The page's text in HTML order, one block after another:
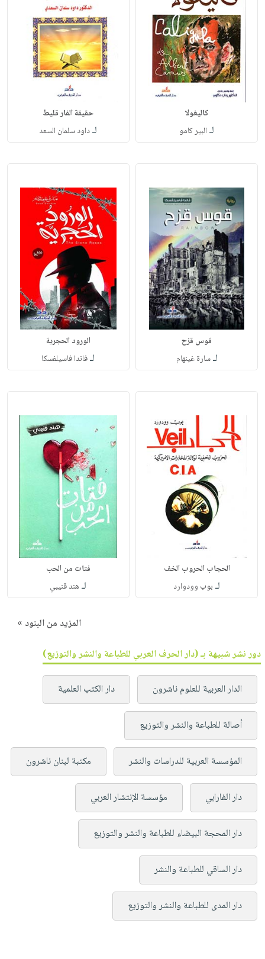
كاليغولا
لـ البير كامو
حقيقة الفار قليط
لـداود سلمان السعد
قوس قزح
لـسارة غينهام
الورود الحجرية
لـفاندا فاسيلفسكا
الحجاب الحروب الخف
لـ بوب وودوارد
فتات من الحب
لـ هند قنيبي
المزيد من البنود »
دور نشر شبيهة بـ (دار الحرف العربي للطباعة والنشر والتوزيع)
الدار العربية للعلوم ناشرون دار الكتب العلمية
أصالة للطباعة والنشر والتوزيع
المؤسسة العربية للدراسات والنشر مكتبة لبنان ناشرون
دار الفارابي مؤسسة الإنتشار العربي
دار المحجة البيضاء للطباعة والنشر والتوزيع
دار الساقي للطباعة والنشر
دار المدى للطباعة والنشر والتوزيع